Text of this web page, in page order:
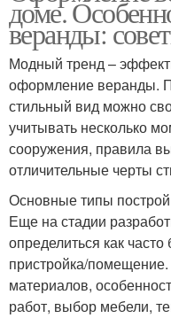
доме.
веранды:
Модный тренд –
оформление веранды.
стильный вид можно
учитывать несколько
сооружения, правила
отличительные черты
Основные типы
Еще на стадии
определиться как часто
пристройка/
материалов,
работ, выбор мебели,